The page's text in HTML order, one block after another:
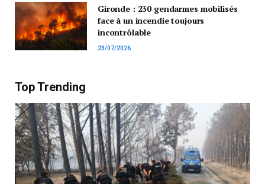
Gironde : 230 gendarmes mobilisés
face à un incendie toujours
incontrôlable
23/07/2026
Top Trending